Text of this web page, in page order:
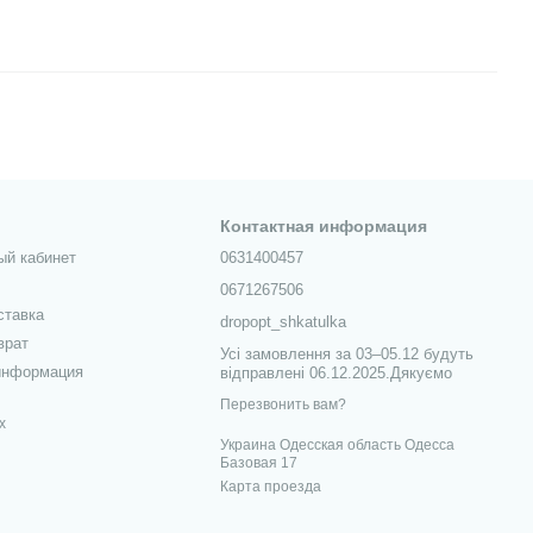
кабинет
Контактная информация
0631400457
0671267506
dropopt_shkatulka
Усі замовлення за 03–05.12 будуть
відправлені 06.12.2025.Дякуємо
Перезвонить вам?
Украина Одесская область Одесса
Базовая 17
Карта проезда